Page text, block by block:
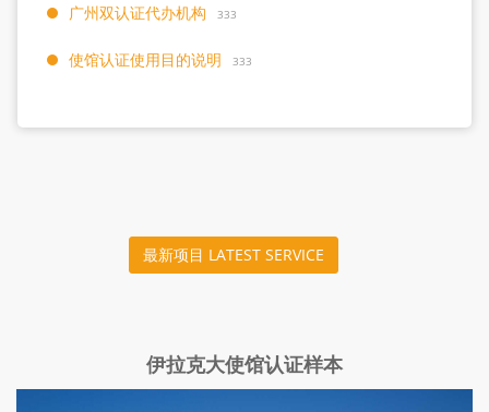
广州双认证代办机构 333
使馆认证使用目的说明 333
最新项目 LATEST SERVICE
伊拉克大使馆认证样本